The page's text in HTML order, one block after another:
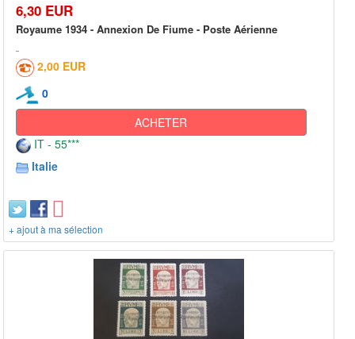
6,30 EUR
Royaume 1934 - Annexion De Fiume - Poste Aérienne
2,00 EUR
0
ACHETER
IT - 55***
Italie
+ ajout à ma sélection